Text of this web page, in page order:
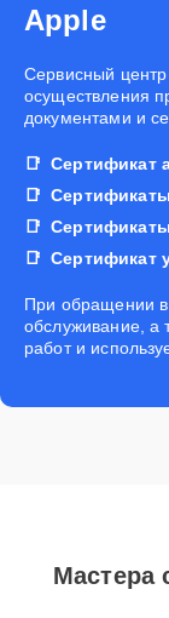
Apple
Cервисный
осуществления
документами и
Сертификат
Сертификат
При обращении в
обслуживание, а
работ и
Мастера